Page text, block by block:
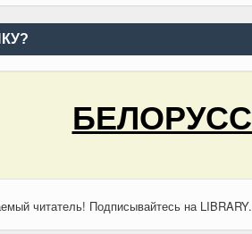
читатель! Подписывайтесь на